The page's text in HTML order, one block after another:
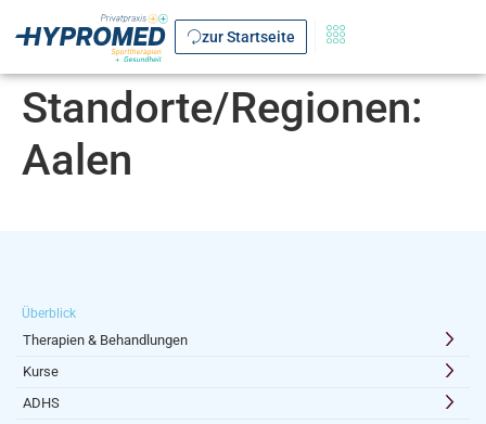
zur Startseite
Standorte/Regionen:
Aalen
Überblick
Therapien & Behandlungen
Kurse
ADHS